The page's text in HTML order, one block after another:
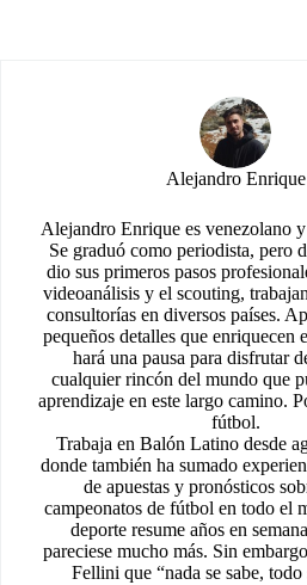
Alejandro Enrique
Alejandro Enrique es venezolano
Se graduó como periodista, pero
dio sus primeros pasos
videoanálisis y el scouting,
consultorías en diversos países.
pequeños detalles que enriquecen
hará una pausa para disfrutar
cualquier rincón del mundo que
aprendizaje en este largo camino.
fútbol.
Trabaja en Balón Latino desde
donde también ha sumado
de apuestas y pronósticos
campeonatos de fútbol en todo el
deporte resume años en
pareciese mucho más. Sin
Fellini que “nada se sabe, todo